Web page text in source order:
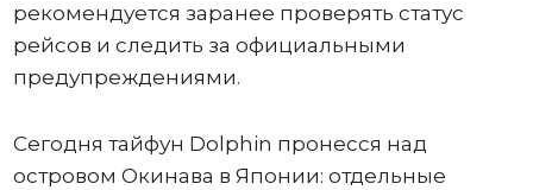
рекомендуется заранее проверять статус
рейсов и следить за официальными
предупреждениями.
Сегодня тайфун Dolphin пронесся над
островом Окинава в Японии: отдельные